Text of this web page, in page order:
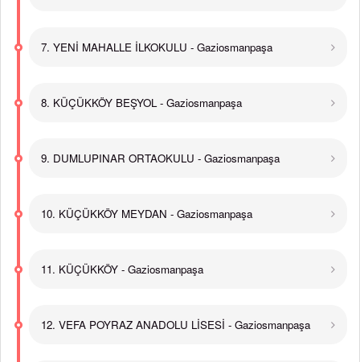
7. YENİ MAHALLE İLKOKULU - Gaziosmanpaşa
8. KÜÇÜKKÖY BEŞYOL - Gaziosmanpaşa
9. DUMLUPINAR ORTAOKULU - Gaziosmanpaşa
10. KÜÇÜKKÖY MEYDAN - Gaziosmanpaşa
11. KÜÇÜKKÖY - Gaziosmanpaşa
12. VEFA POYRAZ ANADOLU LİSESİ - Gaziosmanpaşa